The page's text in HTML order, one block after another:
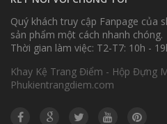
Quý khách truy cập Fanpage của
sản phẩm một cách nhanh chóng.
Thời gian làm việc: T2-T7: 10h -
Khay Kệ Trang Điểm - Hộp Đựng
Phukientrangdiem.com